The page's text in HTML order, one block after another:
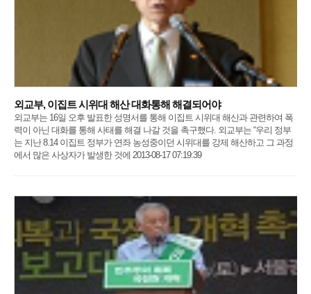
외교부, 이집트 시위대 해산 대화통해 해결되어야
외교부는 16일 오후 발표한 성명서를 통해 이집트 시위대 해산과 관련하여 폭
력이 아닌 대화를 통해 사태를 해결 나갈 것을 촉구했다. 외교부는 “우리 정부
는 지난 8.14 이집트 정부가 연좌 농성중이던 시위대를 강제 해산하고 그 과정
에서 많은 사상자가 발생한 것에 2013-08-17 07:19:39